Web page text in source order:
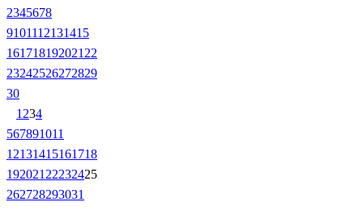
2345678
9101112131415
161718192021 22
23242526272829
30
1 234
567891011
12131415161718
192021 22232425
262728293031